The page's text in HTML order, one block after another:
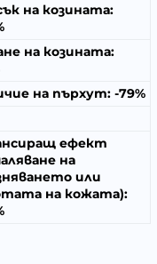
на козината:
на козината:
на пърхут: -79%
ефект
на
или
на кожата):